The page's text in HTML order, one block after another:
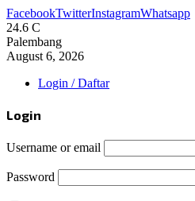
FacebookTwitterInstagramWhatsapp
24.6 C
Palembang
August 6, 2026
Login / Daftar
Login
Username or email
Password